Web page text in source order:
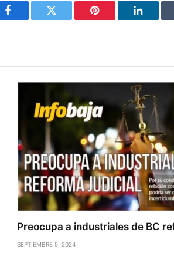
Facebook Twitter Pinterest
Preocupa a industriales de BC
SEPTIEMBRE 5, 2024